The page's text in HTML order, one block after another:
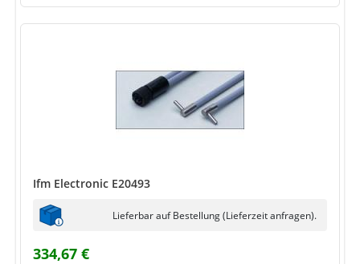
Ifm Electronic E20493
Lieferbar auf Bestellung (Lieferzeit anfragen).
334,67 €